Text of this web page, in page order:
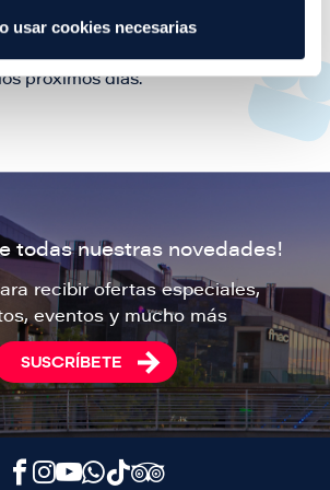
usar cookies necesarias
son los próximos eventos en
podrás consultar todos los que
próximos días.
todas nuestras novedades!
recibir ofertas especiales,
eventos y mucho más
SUSCRÍBETE